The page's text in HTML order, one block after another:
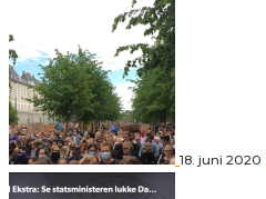
18. juni 2020